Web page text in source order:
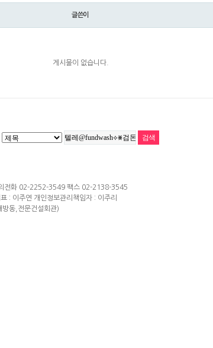
글쓴이
게시물이 없습니다.
전화 02-2252-3549 팩스 02-2138-3545
: 이주연 개인정보관리책임자 : 이주리
동,전문건설회관)